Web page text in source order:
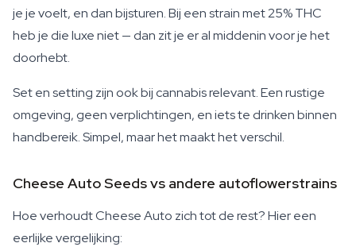
je je voelt, en dan bijsturen. Bij een strain met 25% THC
heb je die luxe niet — dan zit je er al middenin voor je het
doorhebt.
Set en setting zijn ook bij cannabis relevant. Een rustige
omgeving, geen verplichtingen, en iets te drinken binnen
handbereik. Simpel, maar het maakt het verschil.
Cheese Auto Seeds vs andere autoflowerstrains
Hoe verhoudt Cheese Auto zich tot de rest? Hier een
eerlijke vergelijking: